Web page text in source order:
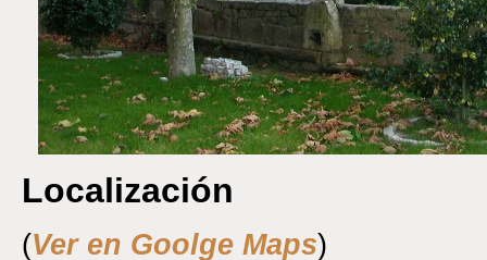
Localización
(Ver en Goolge Maps)